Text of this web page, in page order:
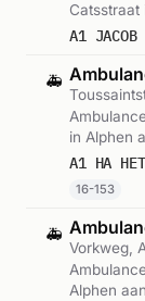
Catsstraat
om 14:53.
A1 JACOB
🚑
in Alphen
Gemeld
16-153
🚑
Vorkweg,
Alphen